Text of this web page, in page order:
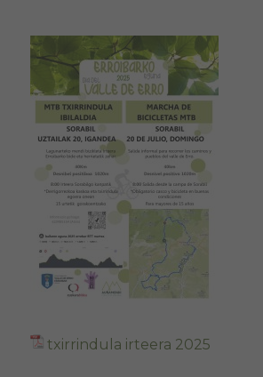
txirrindula irteera 2025